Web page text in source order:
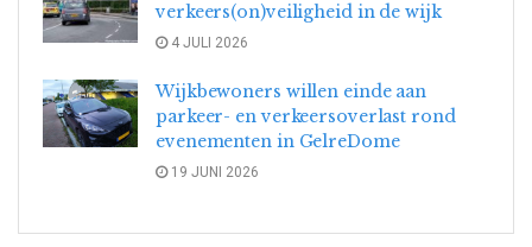
verkeers(on)veiligheid in de wijk
4 JULI 2026
Wijkbewoners willen einde aan
parkeer- en verkeersoverlast rond
evenementen in GelreDome
19 JUNI 2026